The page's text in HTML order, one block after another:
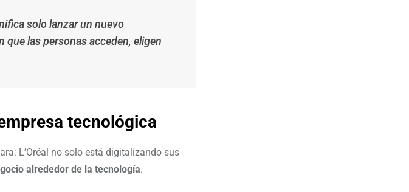
solo lanzar un nuevo
las personas acceden, eligen
tecnológica
L’Oréal no solo está digitalizando sus
alrededor de la tecnología.